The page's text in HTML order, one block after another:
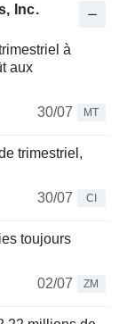
Inc.
à
aux
30/07
MT
trimestriel,
30/07
CI
toujours
02/07
ZM